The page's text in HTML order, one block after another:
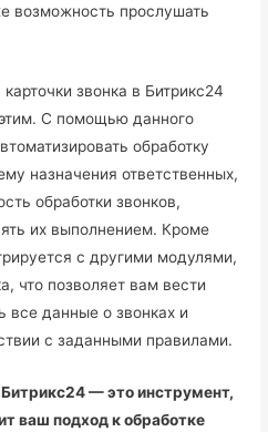
возможность прослушать
звонка в Битрикс24
С помощью данного
обработку
назначения ответственных,
обработки звонков,
их выполнением. Кроме
с другими модулями,
что позволяет вам вести
все данные о звонках и
с заданными правилами.
Битрикс24 — это инструмент,
ваш подход к обработке